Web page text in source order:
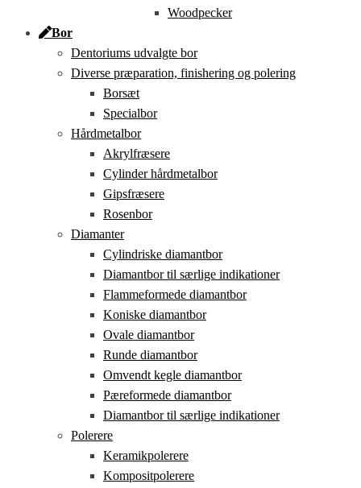
Woodpecker
Bor
Dentoriums udvalgte bor
Diverse præparation, finishering og polering
Borsæt
Specialbor
Hårdmetalbor
Akrylfræsere
Cylinder hårdmetalbor
Gipsfræsere
Rosenbor
Diamanter
Cylindriske diamantbor
Diamantbor til særlige indikationer
Flammeformede diamantbor
Koniske diamantbor
Ovale diamantbor
Runde diamantbor
Omvendt kegle diamantbor
Pæreformede diamantbor
Diamantbor til særlige indikationer
Polerere
Keramikpolerere
Kompositpolerere